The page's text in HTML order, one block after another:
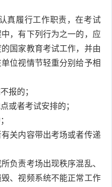
真履行工作职责，在考试
，有下列行为之一的，应
国家教育考试工作，并由
位视情节轻重分别给予相
报的；
或者考试安排的；
关内容带出考场或者传递
负责考场出现秩序混乱、
、视频系统不能正常工作